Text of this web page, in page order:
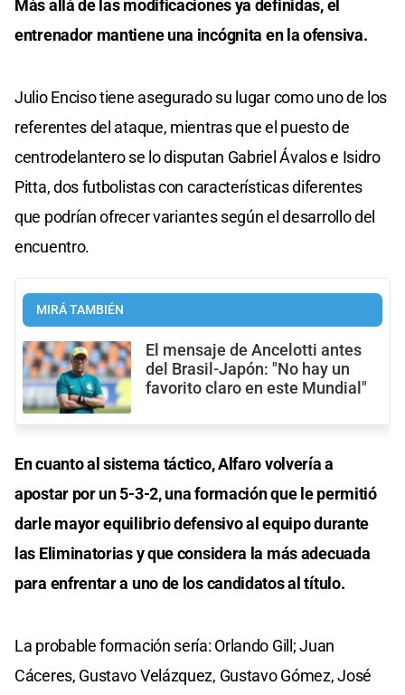
Más allá de las modificaciones ya definidas, el
entrenador mantiene una incógnita en la ofensiva.
Julio Enciso tiene asegurado su lugar como uno de los
referentes del ataque, mientras que el puesto de
centrodelantero se lo disputan Gabriel Ávalos e Isidro
Pitta, dos futbolistas con características diferentes
que podrían ofrecer variantes según el desarrollo del
encuentro.
MIRÁ TAMBIÉN
El mensaje de Ancelotti antes
del Brasil-Japón: "No hay un
favorito claro en este Mundial"
En cuanto al sistema táctico, Alfaro volvería a
apostar por un 5-3-2, una formación que le permitió
darle mayor equilibrio defensivo al equipo durante
las Eliminatorias y que considera la más adecuada
para enfrentar a uno de los candidatos al título.
La probable formación sería: Orlando Gill; Juan
Cáceres, Gustavo Velázquez, Gustavo Gómez, José